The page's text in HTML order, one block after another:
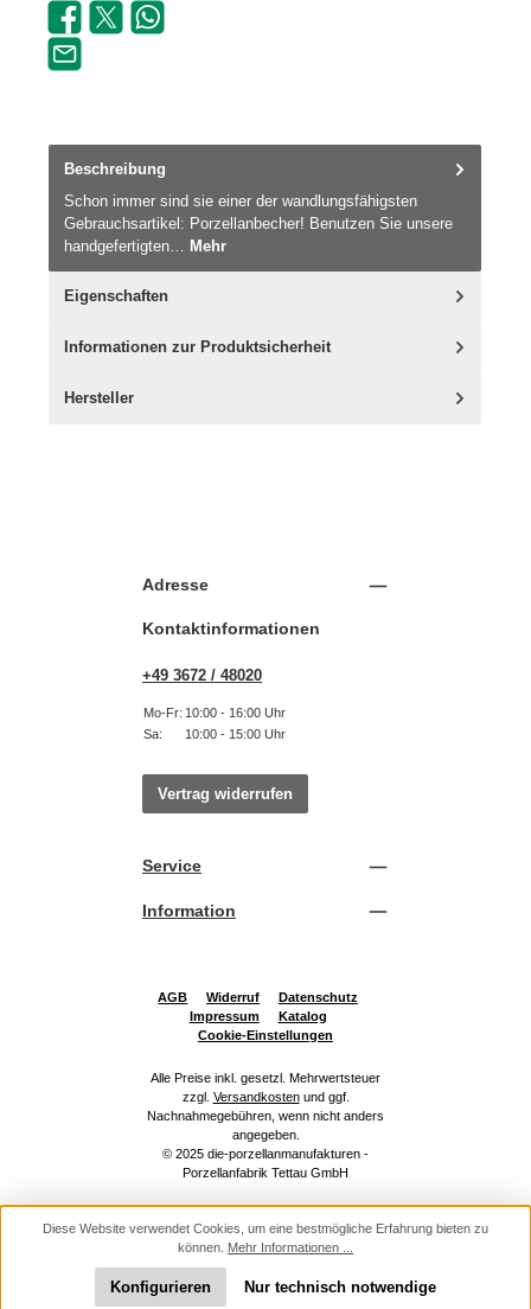
Beschreibung
Schon immer sind sie einer der wandlungsfähigsten
Gebrauchsartikel: Porzellanbecher! Benutzen Sie unsere
handgefertigten… Mehr
Eigenschaften
Informationen zur Produktsicherheit
Hersteller
Adresse
Kontaktinformationen
+49 3672 / 48020
Mo-Fr: 10:00 - 16:00 Uhr
Sa:
10:00 - 15:00 Uhr
Vertrag widerrufen
Service
Information
AGB Widerruf
Datenschutz
Impressum
Katalog
Cookie-Einstellungen
Alle Preise inkl. gesetzl. Mehrwertsteuer
zzgl. Versandkostenund ggf.
Nachnahmegebühren, wenn nicht anders
angegeben.
© 2025 die-porzellanmanufakturen -
Porzellanfabrik Tettau GmbH
Diese Website verwendet Cookies, um eine bestmögliche Erfahrung bieten zu
können. Mehr Informationen ...
Nur technisch notwendige
Konfigurieren